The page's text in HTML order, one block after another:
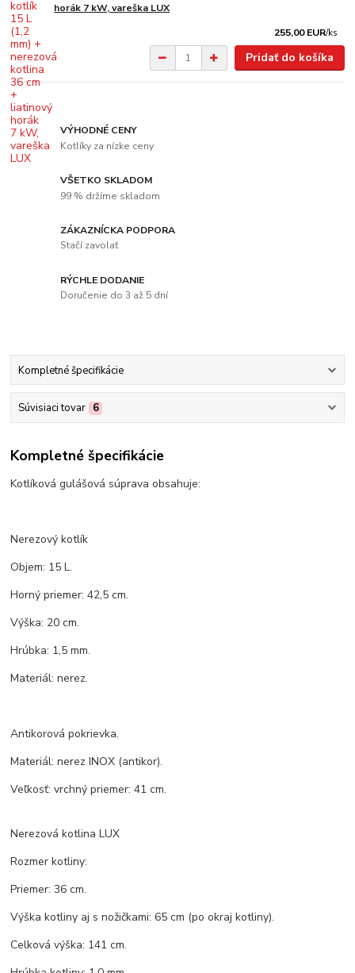
horák 7 kW, vareška LUX
255,00 EUR/ks
Pridať do košíka
VÝHODNÉ CENY
Kotlíky za nízke ceny
VŠETKO SKLADOM
99 % držíme skladom
ZÁKAZNÍCKA PODPORA
Stačí zavolať
RÝCHLE DODANIE
Doručenie do 3 až 5 dní
Kompletné špecifikácie
Súvisiaci tovar 6
Kompletné špecifikácie
Kotlíková gulášová súprava obsahuje:
Nerezový kotlík
Objem: 15 L.
Horný priemer: 42,5 cm.
Výška: 20 cm.
Hrúbka: 1,5 mm.
Materiál: nerez.
Antikorová pokrievka.
Materiál: nerez INOX (antikor).
Veľkosť: vrchný priemer: 41 cm.
Nerezová kotlina LUX
Rozmer kotliny:
Priemer: 36 cm.
Výška kotliny aj s nožičkami: 65 cm (po okraj kotliny).
Celková výška: 141 cm.